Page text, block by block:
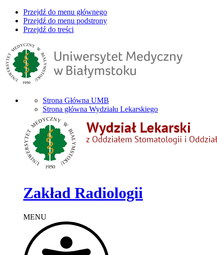
Przejdź do menu głównego
Przejdź do menu podstrony
Przejdź do treści
Strona Główna UMB
Strona główna Wydziału Lekarskiego
Zakład Radiologii
MENU